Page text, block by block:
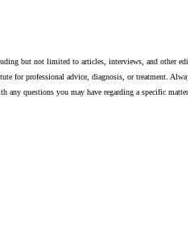
but not limited to articles, interviews, and other
for professional advice, diagnosis, or treatment. Always
any questions you may have regarding a specific matter.